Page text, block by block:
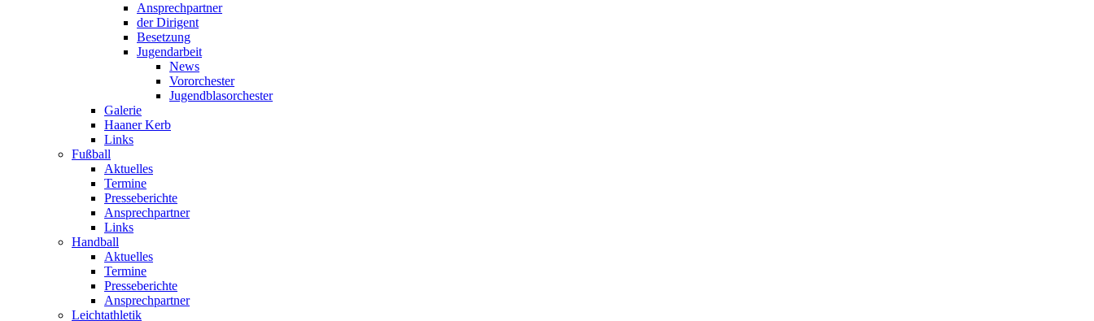
Ansprechpartner
der Dirigent
Besetzung
Jugendarbeit
News
Vororchester
Jugendblasorchester
Galerie
Haaner Kerb
Links
Fußball
Aktuelles
Termine
Presseberichte
Ansprechpartner
Links
Handball
Aktuelles
Termine
Presseberichte
Ansprechpartner
Leichtathletik